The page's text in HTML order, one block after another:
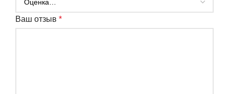
Ваш отзыв *